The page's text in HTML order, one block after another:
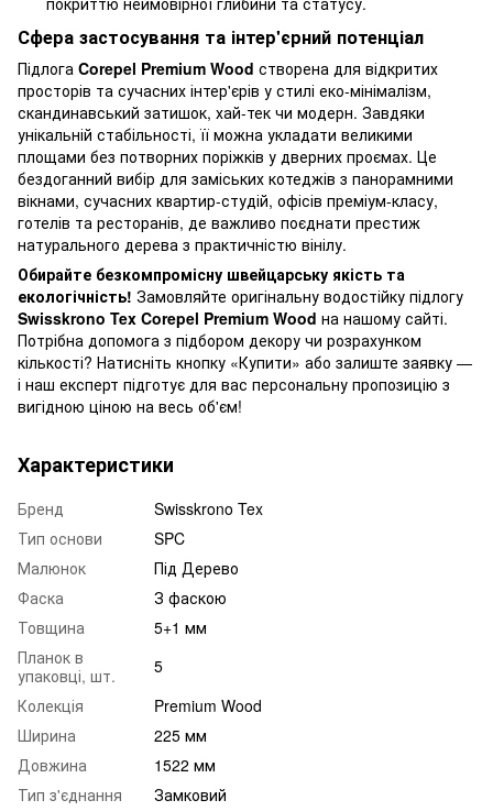
Сфера застосування та інтер'єрний потенціал
Підлога Corepel Premium Wood створена для відкритих
просторів та сучасних інтер'єрів у стилі еко-мінімалізм,
скандинавський затишок, хай-тек чи модерн. Завдяки
унікальній стабільності, її можна укладати великими
площами без потворних поріжків у дверних проємах. Це
бездоганний вибір для заміських котеджів з панорамними
вікнами, сучасних квартир-студій, офісів преміум-класу,
готелів та ресторанів, де важливо поєднати престиж
натурального дерева з практичністю вінілу.
Обирайте безкомпромісну швейцарську якість та
екологічність! Замовляйте оригінальну водостійку підлогу
Swisskrono Tex Corepel Premium Wood на нашому сайті.
Потрібна допомога з підбором декору чи розрахунком
кількості? Натисніть кнопку «Купити» або залиште заявку —
і наш експерт підготує для вас персональну пропозицію з
вигідною ціною на весь об'єм!
Характеристики
Бренд
Swisskrono Tex
Тип основи
SPC
Малюнок
Під Дерево
Фаска
З фаскою
Товщина
5+1 мм
Планок в
упаковці, шт.
5
Колекція
Premium Wood
Ширина
225 мм
Довжина
1522 мм
Тип з'єднання
Замковий